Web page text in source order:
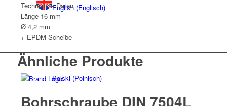
English(Englisch)
Polski(Polnisch)
EPDM-
Scheibe
Menge
Technische Daten
Länge 16 mm
Ø 4,2 mm
+ EPDM-Scheibe
Ähnliche Produkte